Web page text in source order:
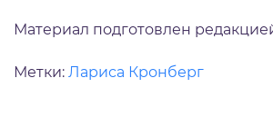
Материал подготовлен
Метки: Лариса Кронберг